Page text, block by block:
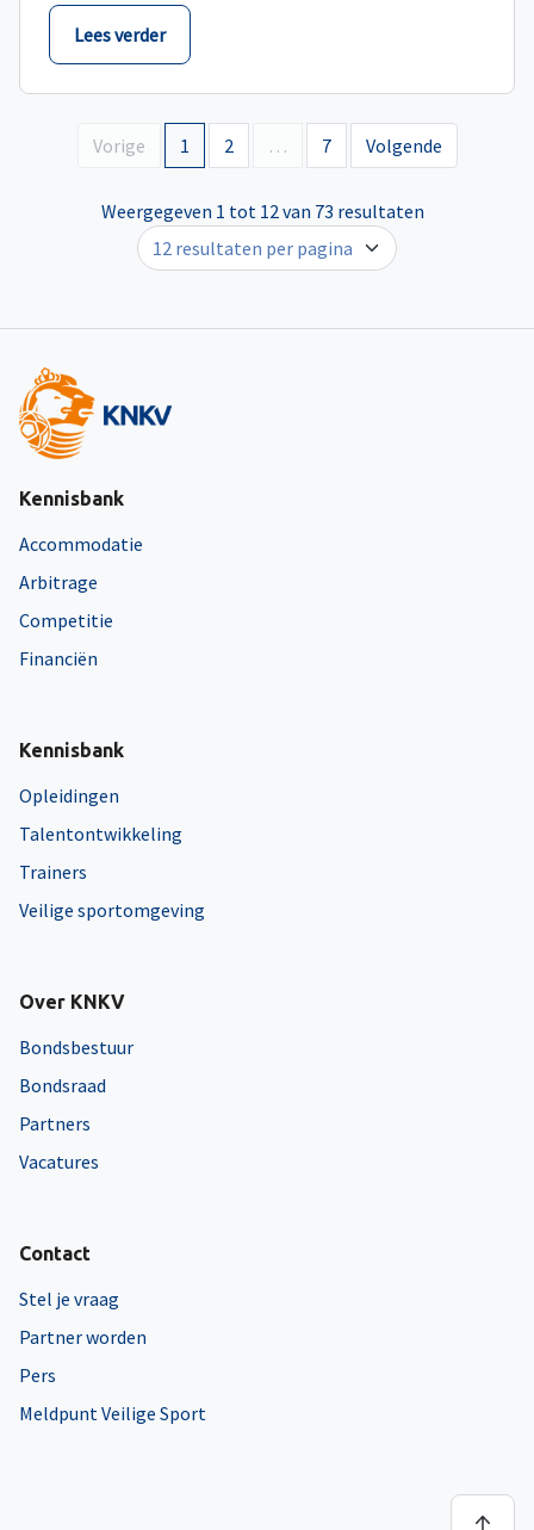
Lees verder
Vorige 1 2 … 7 Volgende
Weergegeven 1 tot 12 van 73 resultaten
Kennisbank
Accommodatie
Arbitrage
Competitie
Financiën
Kennisbank
Opleidingen
Talentontwikkeling
Trainers
Veilige sportomgeving
Over KNKV
Bondsbestuur
Bondsraad
Partners
Vacatures
Contact
Stel je vraag
Partner worden
Pers
Meldpunt Veilige Sport